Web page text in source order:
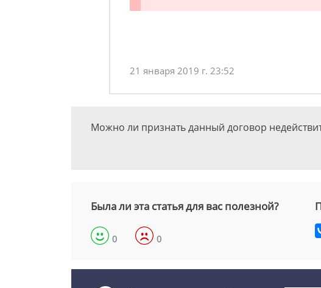
21 января 2019 г. 23:52
Можно ли признать данный договор
Была ли эта статья для вас полезной?
0 0